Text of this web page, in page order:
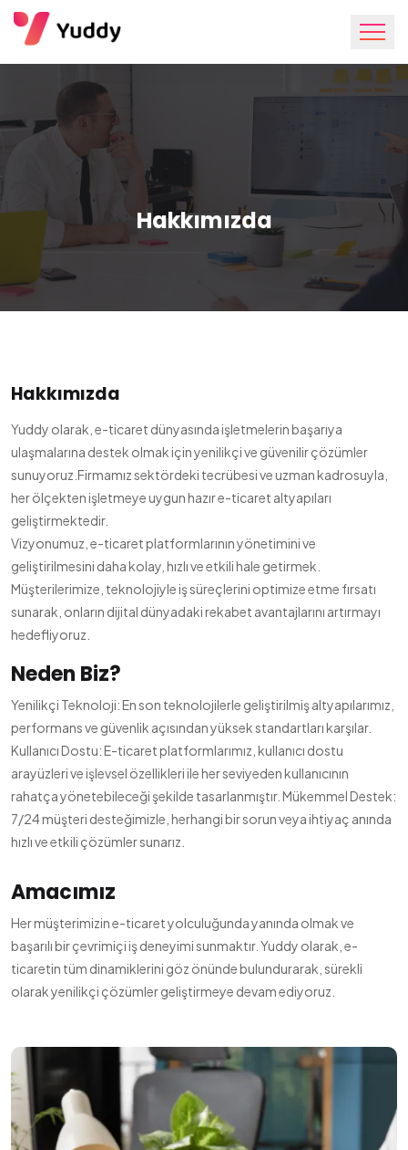
Hakkımızda
Hakkımızda
Yuddy olarak, e-ticaret dünyasında işletmelerin başarıya
ulaşmalarına destek olmak için yenilikçi ve güvenilir çözümler
sunuyoruz.Firmamız sektördeki tecrübesi ve uzman kadrosuyla,
her ölçekten işletmeye uygun hazır e-ticaret altyapıları
geliştirmektedir.
Vizyonumuz, e-ticaret platformlarının yönetimini ve
geliştirilmesini daha kolay, hızlı ve etkili hale getirmek.
Müşterilerimize, teknolojiyle iş süreçlerini optimize etme fırsatı
sunarak, onların dijital dünyadaki rekabet avantajlarını artırmayı
hedefliyoruz.
Neden Biz?
Yenilikçi Teknoloji: En son teknolojilerle geliştirilmiş altyapılarımız,
performans ve güvenlik açısından yüksek standartları karşılar.
Kullanıcı Dostu: E-ticaret platformlarımız, kullanıcı dostu
arayüzleri ve işlevsel özellikleri ile her seviyeden kullanıcının
rahatça yönetebileceği şekilde tasarlanmıştır. Mükemmel Destek:
7/24 müşteri desteğimizle, herhangi bir sorun veya ihtiyaç anında
hızlı ve etkili çözümler sunarız.
Amacımız
Her müşterimizin e-ticaret yolculuğunda yanında olmak ve
başarılı bir çevrimiçi iş deneyimi sunmaktır. Yuddy olarak, e-
ticaretin tüm dinamiklerini göz önünde bulundurarak, sürekli
olarak yenilikçi çözümler geliştirmeye devam ediyoruz.